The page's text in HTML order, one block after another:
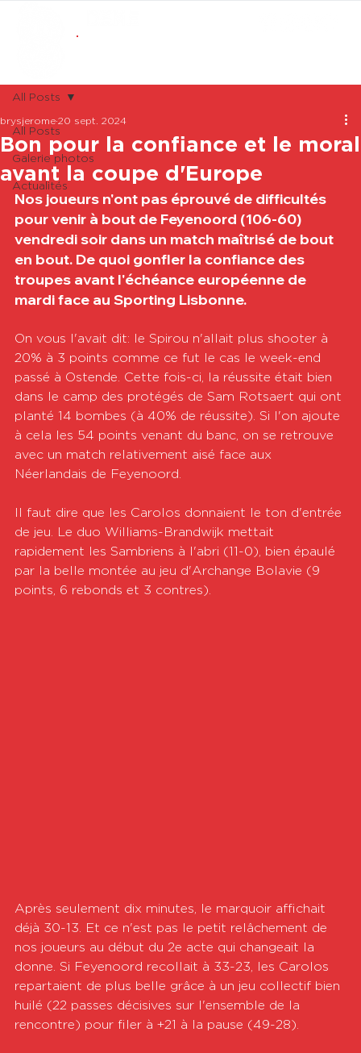
All Posts
Galerie photos
Actualités
All Posts
Bon pour la confiance et le moral
avant la coupe d'Europe
brysjerome 20 sept. 2024
Nos joueurs n'ont pas éprouvé de difficultés
pour venir à bout de Feyenoord (106-60)
vendredi soir dans un match maîtrisé de bout
en bout. De quoi gonfler la confiance des
troupes avant l'échéance européenne de
mardi face au Sporting Lisbonne.
On vous l'avait dit: le Spirou n'allait plus shooter à
20% à 3 points comme ce fut le cas le week-end
passé à Ostende. Cette fois-ci, la réussite était bien
dans le camp des protégés de Sam Rotsaert qui ont
planté 14 bombes (à 40% de réussite). Si l'on ajoute
à cela les 54 points venant du banc, on se retrouve
avec un match relativement aisé face aux
Néerlandais de Feyenoord.
Il faut dire que les Carolos donnaient le ton d'entrée
de jeu. Le duo Williams-Brandwijk mettait
rapidement les Sambriens à l'abri (11-0), bien épaulé
par la belle montée au jeu d'Archange Bolavie (9
points, 6 rebonds et 3 contres).
Après seulement dix minutes, le marquoir affichait
déjà 30-13. Et ce n'est pas le petit relâchement de
nos joueurs au début du 2e acte qui changeait la
donne. Si Feyenoord recollait à 33-23, les Carolos
repartaient de plus belle grâce à un jeu collectif bien
huilé (22 passes décisives sur l'ensemble de la
rencontre) pour filer à +21 à la pause (49-28).